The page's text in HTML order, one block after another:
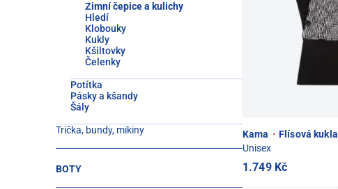
Zimní čepice a kulichy
Hledí
Klobouky
Kukly
Kšiltovky
Čelenky
Potítka
Pásky a kšandy
Šály
Trička, bundy, mikiny
BOTY
Kama · Flísová kukla
Unisex
1.749 Kč